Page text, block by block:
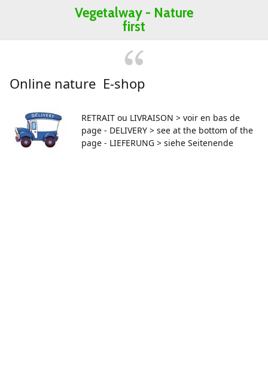
Vegetalway - Nature
first
Online nature E-shop
RETRAIT ou LIVRAISON > voir en bas de
page - DELIVERY > see at the bottom of the
page - LIEFERUNG > siehe Seitenende